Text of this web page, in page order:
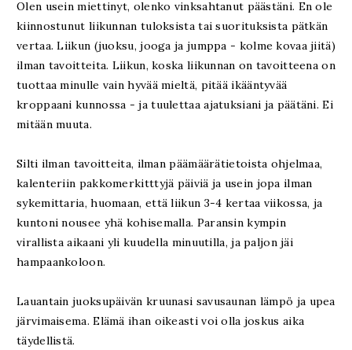
Olen usein miettinyt, olenko vinksahtanut päästäni. En ole
kiinnostunut liikunnan tuloksista tai suorituksista pätkän
vertaa. Liikun (juoksu, jooga ja jumppa - kolme kovaa jiitä)
ilman tavoitteita. Liikun, koska liikunnan on tavoitteena on
tuottaa minulle vain hyvää mieltä, pitää ikääntyvää
kroppaani kunnossa - ja tuulettaa ajatuksiani ja päätäni. Ei
mitään muuta.
Silti ilman tavoitteita, ilman päämäärätietoista ohjelmaa,
kalenteriin pakkomerkitttyjä päiviä ja usein jopa ilman
sykemittaria, huomaan, että liikun 3-4 kertaa viikossa, ja
kuntoni nousee yhä kohisemalla. Paransin kympin
virallista aikaani yli kuudella minuutilla, ja paljon jäi
hampaankoloon.
Lauantain juoksupäivän kruunasi savusaunan lämpö ja upea
järvimaisema. Elämä ihan oikeasti voi olla joskus aika
täydellistä.